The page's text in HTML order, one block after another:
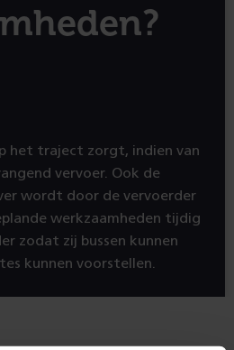
het traject zorgt, indien van
vervoer. Ook de
wordt door de vervoerder
werkzaamheden tijdig
zodat zij bussen kunnen
kunnen voorstellen.